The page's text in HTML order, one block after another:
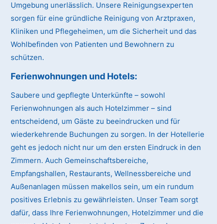
Umgebung unerlässlich. Unsere Reinigungsexperten
sorgen für eine gründliche Reinigung von Arztpraxen,
Kliniken und Pflegeheimen, um die Sicherheit und das
Wohlbefinden von Patienten und Bewohnern zu
schützen.
Ferienwohnungen und Hotels:
Saubere und gepflegte Unterkünfte – sowohl
Ferienwohnungen als auch Hotelzimmer – sind
entscheidend, um Gäste zu beeindrucken und für
wiederkehrende Buchungen zu sorgen. In der Hotellerie
geht es jedoch nicht nur um den ersten Eindruck in den
Zimmern. Auch Gemeinschaftsbereiche,
Empfangshallen, Restaurants, Wellnessbereiche und
Außenanlagen müssen makellos sein, um ein rundum
positives Erlebnis zu gewährleisten. Unser Team sorgt
dafür, dass Ihre Ferienwohnungen, Hotelzimmer und die